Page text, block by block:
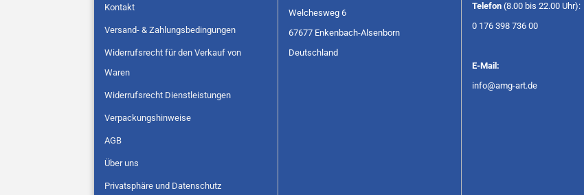
Kontakt
Versand- & Zahlungsbedingungen
Widerrufsrecht für den Verkauf von
Waren
Widerrufsrecht Dienstleistungen
Verpackungshinweise
AGB
Über uns
Privatsphäre und Datenschutz
Welchesweg 6
67677 Enkenbach-Alsenborn
Deutschland
Telefon (8.00 bis 22.00 Uhr):
0 176 398 736 00
E-Mail:
info@amg-art.de